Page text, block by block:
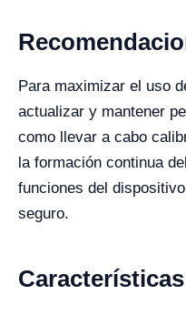
Para maximizar el uso
actualizar y mantener
como llevar a cabo
la formación continua
funciones del
seguro.
Características